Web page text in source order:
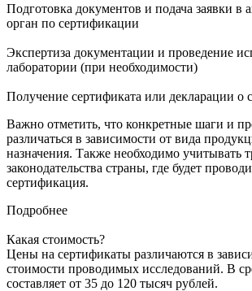
Подготовка документов и подача заявки в
орган по сертификации
Экспертиза документации и проведение
лаборатории (при необходимости)
Получение сертификата или декларации о
Важно отметить, что конкретные шаги и
различаться в зависимости от вида
назначения. Также необходимо учитывать
законодательства страны, где будет
сертификация.
Подробнее
Какая стоимость?
Цены на сертификаты различаются в
стоимости проводимых исследований. В
составляет от 35 до 120 тысяч рублей.